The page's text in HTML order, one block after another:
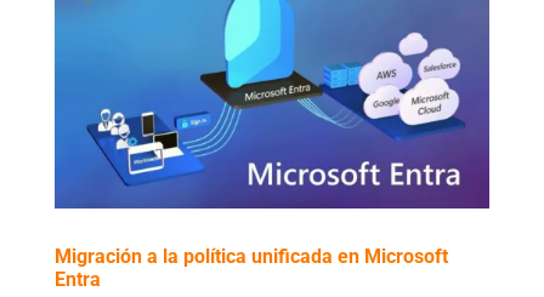
Migración a la política unificada en Microsoft
Entra